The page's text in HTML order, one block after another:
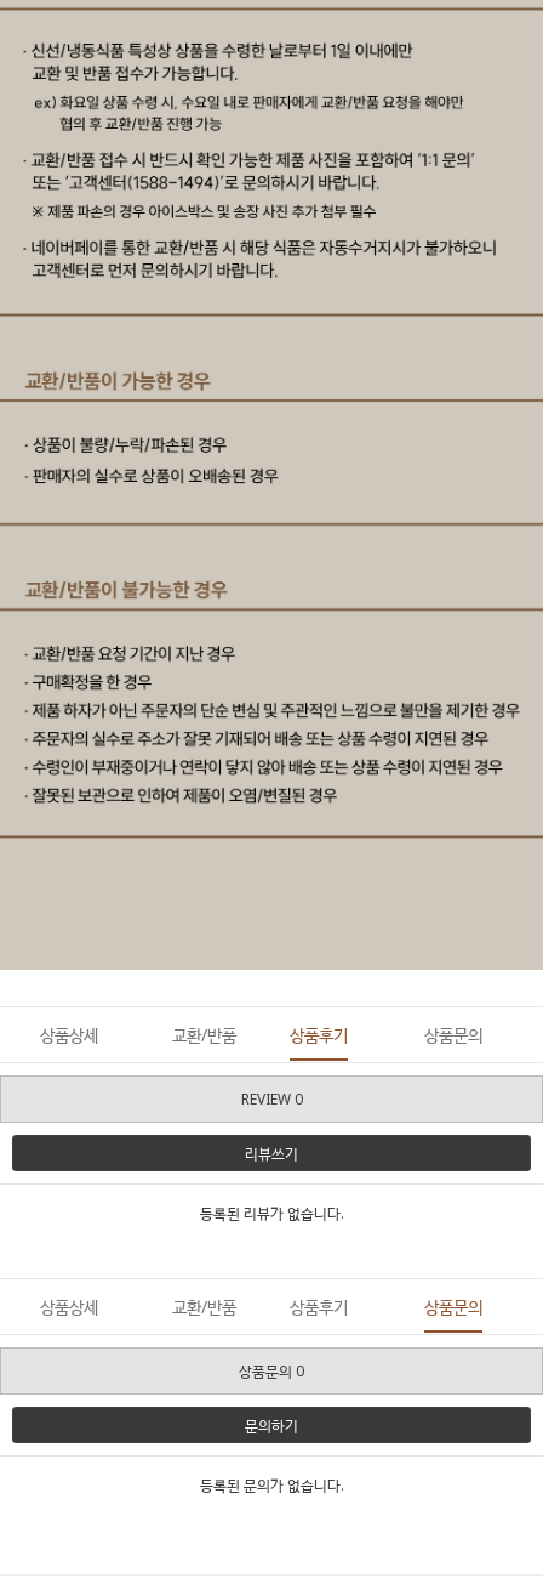
상품상세 교환/반품 상품후기 상품문의
REVIEW 0
리뷰쓰기
등록된 리뷰가 없습니다.
상품상세 교환/반품 상품후기 상품문의
상품문의 0
문의하기
등록된 문의가 없습니다.